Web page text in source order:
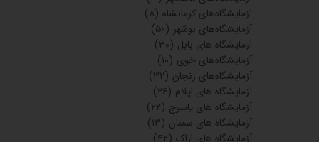
آزمایشگاه‌های کرمانشاه (۸)
آزمایشگاه‌های بوشهر (۵۰)
آزمایشگاه های بابل (۳۰)
آزمایشگاه‌های خوی (۱۰)
آزمایشگاه‌های زنجان (۳۲)
آزمایشگاه های ایلام (۲۶)
آزمایشگاه های یاسوج (۲۲)
آزمایشگاه های سمنان (۱۳)
آزمایشگاه های اراک (۴۲)